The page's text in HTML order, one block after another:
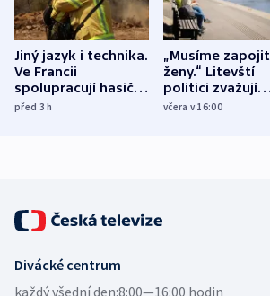
Jiný jazyk i technika.
Ve Francii
spolupracují hasiči z
různých zemí
před 3h
„Musíme zapojit
ženy.“ Litevští
politici zvažují
dohodu o
včera v 16:00
Divácké centrum
každý všední den:8:00—16:00 hodin